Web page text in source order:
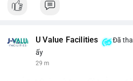
#vlikevn #titanbot
U Value Facilities
Đã
ấy
29 m